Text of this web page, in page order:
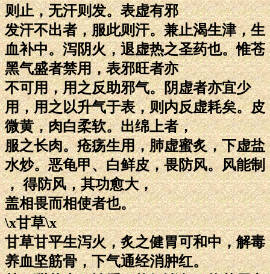
则止，无汗则发。表虚有邪
发汗不出者，服此则汗。兼止渴生津，生
血补中。泻阴火，退虚热之圣药也。惟苍
黑气盛者禁用，表邪旺者亦
不可用，用之反助邪气。阴虚者亦宜少
用，用之以升气于表，则内反虚耗矣。皮
微黄，肉白柔软。出绵上者，
服之长肉。疮疡生用，肺虚蜜炙，下虚盐
水炒。恶龟甲、白鲜皮，畏防风。风能制
， 得防风，其功愈大，
盖相畏而相使者也。
\x甘草\x
甘草甘平生泻火，炙之健胃可和中，解毒
养血坚筋骨，下气通经消肿红。